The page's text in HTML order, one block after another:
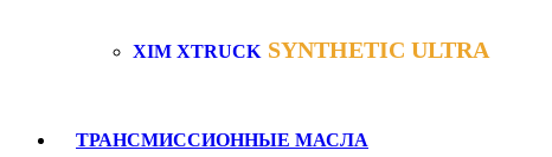
XIM XTRUCK SYNTHETIC ULTRA
ТРАНСМИССИОННЫЕ МАСЛА